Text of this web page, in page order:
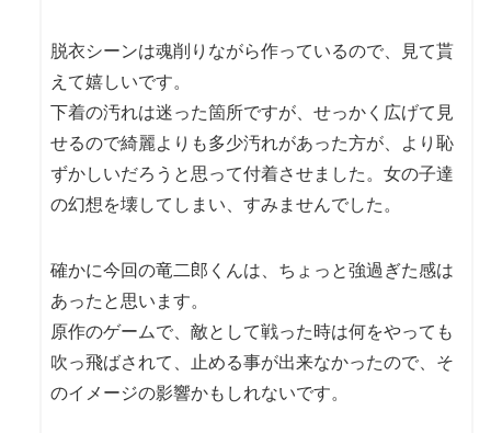
脱衣シーンは魂削りながら作っているので、見て貰
えて嬉しいです。
下着の汚れは迷った箇所ですが、せっかく広げて見
せるので綺麗よりも多少汚れがあった方が、より恥
ずかしいだろうと思って付着させました。女の子達
の幻想を壊してしまい、すみませんでした。
確かに今回の竜二郎くんは、ちょっと強過ぎた感は
あったと思います。
原作のゲームで、敵として戦った時は何をやっても
吹っ飛ばされて、止める事が出来なかったので、そ
のイメージの影響かもしれないです。